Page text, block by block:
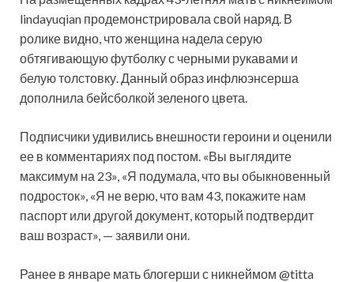
lindayuqian продемонстрировала свой наряд. В
ролике видно, что женщина надела серую
обтягивающую футболку с черными рукавами и
белую толстовку. Данный образ инфлюэнсерша
дополнила бейсболкой зеленого цвета.
Подписчики удивились внешности героини и оценили
ее в комментариях под постом. «Вы выглядите
максимум на 23», «Я подумала, что вы обыкновенный
подросток», «Я не верю, что вам 43, покажите нам
паспорт или другой документ, который подтвердит
ваш возраст», — заявили они.
Ранее в январе мать блогерши с никнеймом @titta